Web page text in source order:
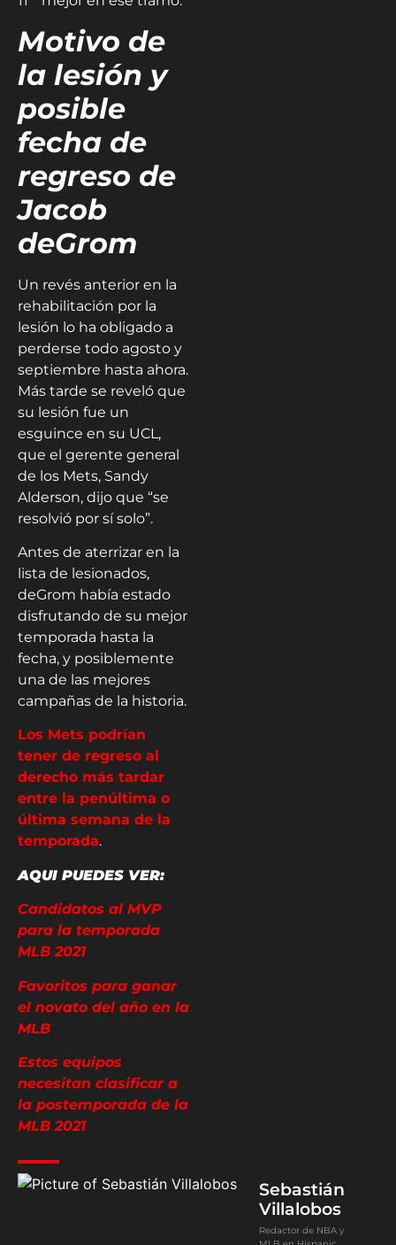
Motivo de
la lesión y
posible
fecha de
regreso de
Jacob
deGrom
Un revés anterior en la
rehabilitación por la
lesión lo ha obligado a
perderse todo agosto y
septiembre hasta ahora.
Más tarde se reveló que
su lesión fue un
esguince en su UCL,
que el gerente general
de los Mets, Sandy
Alderson, dijo que “se
resolvió por sí solo”.
Antes de aterrizar en la
lista de lesionados,
deGrom había estado
disfrutando de su mejor
temporada hasta la
fecha, y posiblemente
una de las mejores
campañas de la historia.
Los Mets podrían
tener de regreso al
derecho más tardar
entre la penúltima o
última semana de la
temporada.
AQUI PUEDES VER:
Candidatos al MVP
para la temporada
MLB 2021
Favoritos para ganar
el novato del año en la
MLB
Estos equipos
necesitan clasificar a
la postemporada de la
MLB 2021
Sebastián
Villalobos
Redactor de NBA y